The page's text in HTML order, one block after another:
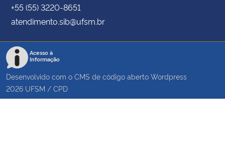
+55 (55) 3220-8651
atendimento.sib@ufsm.br
Acesso à
Informação
Desenvolvido com o CMS de código aberto Wordpress
2026 UFSM / CPD